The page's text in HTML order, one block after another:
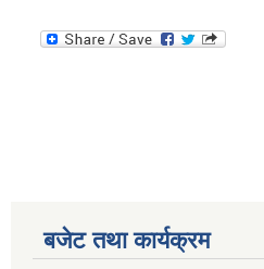
बजेट तथा कार्यक्रम